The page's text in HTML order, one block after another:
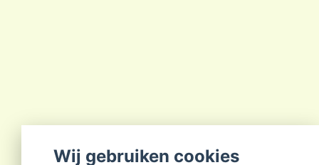
Wij gebruiken cookies